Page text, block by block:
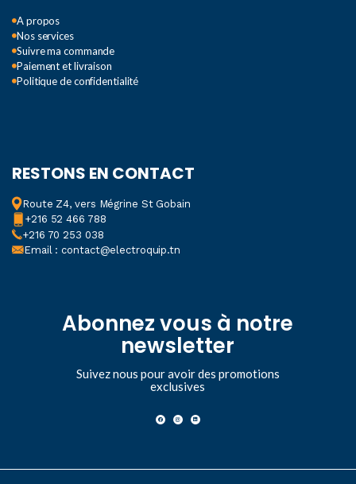
A propos
Nos services
Suivre ma commande
Paiement et livraison
Politique de confidentialité
RESTONS EN CONTACT
Route Z4, vers Mégrine St Gobain
+216 52 466 788
+216 70 253 038
Email : contact@electroquip.tn
Abonnez vous à notre
newsletter
Suivez nous pour avoir des promotions
exclusives